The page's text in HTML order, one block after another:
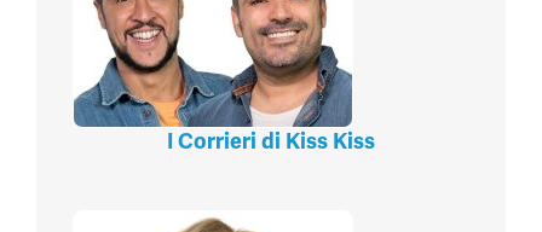
I Corrieri di Kiss Kiss